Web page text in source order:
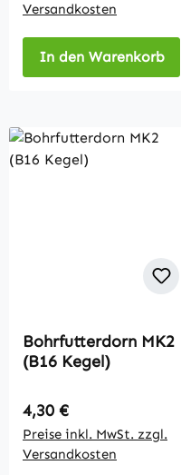
Versandkosten
In den Warenkorb
Bohrfutterdorn MK2
(B16 Kegel)
Regulärer Preis:
4,30 €
Preise inkl. MwSt. zzgl.
Versandkosten